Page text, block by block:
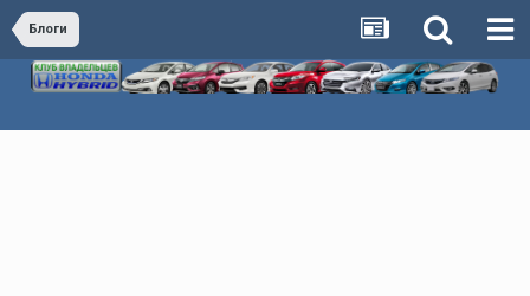
Блоги